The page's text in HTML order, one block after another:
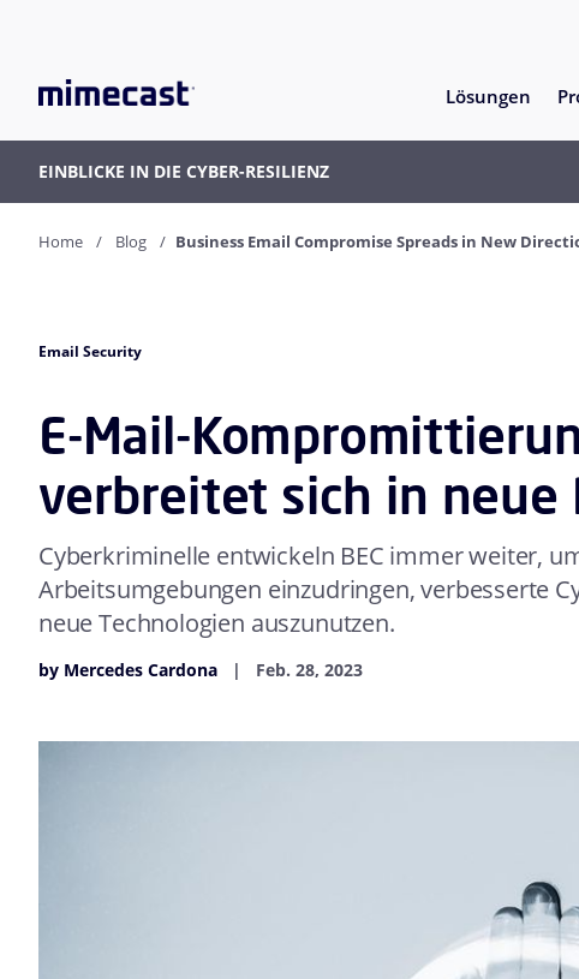
Lösungen
EINBLICKE IN DIE CYBER-RESILIENZ
Home Blog Business Email Compromise Spreads in New
Email Security
E-Mail-
verbreitet sich in neue
Cyberkriminelle entwickeln BEC immer weiter,
Arbeitsumgebungen einzudringen, verbesserte
neue Technologien auszunutzen.
by Mercedes Cardona Feb. 28, 2023